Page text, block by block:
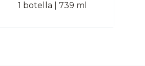
1 botella | 739 ml